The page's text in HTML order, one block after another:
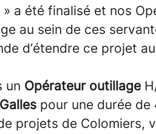
a été finalisé et nos
au sein de ces
d’étendre ce projet
un Opérateur outillage
pour une durée de
projets de Colomiers,